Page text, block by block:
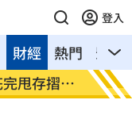
登入
熱門 影音
財經
甩存摺嗆
國一
明